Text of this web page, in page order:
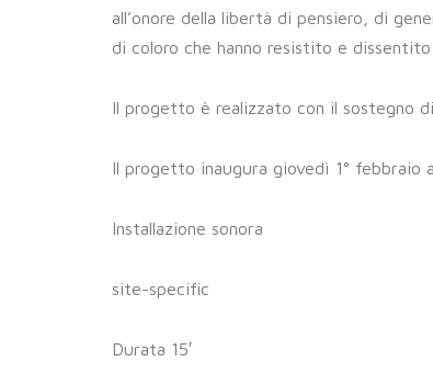
all’onore della libertà di pensiero, di
di coloro che hanno resistito e
Il progetto è realizzato con il sostegno
Il progetto inaugura giovedì 1° febbraio
Installazione sonora
site-specific
Durata 15′